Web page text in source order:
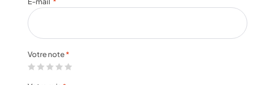
Votre note *